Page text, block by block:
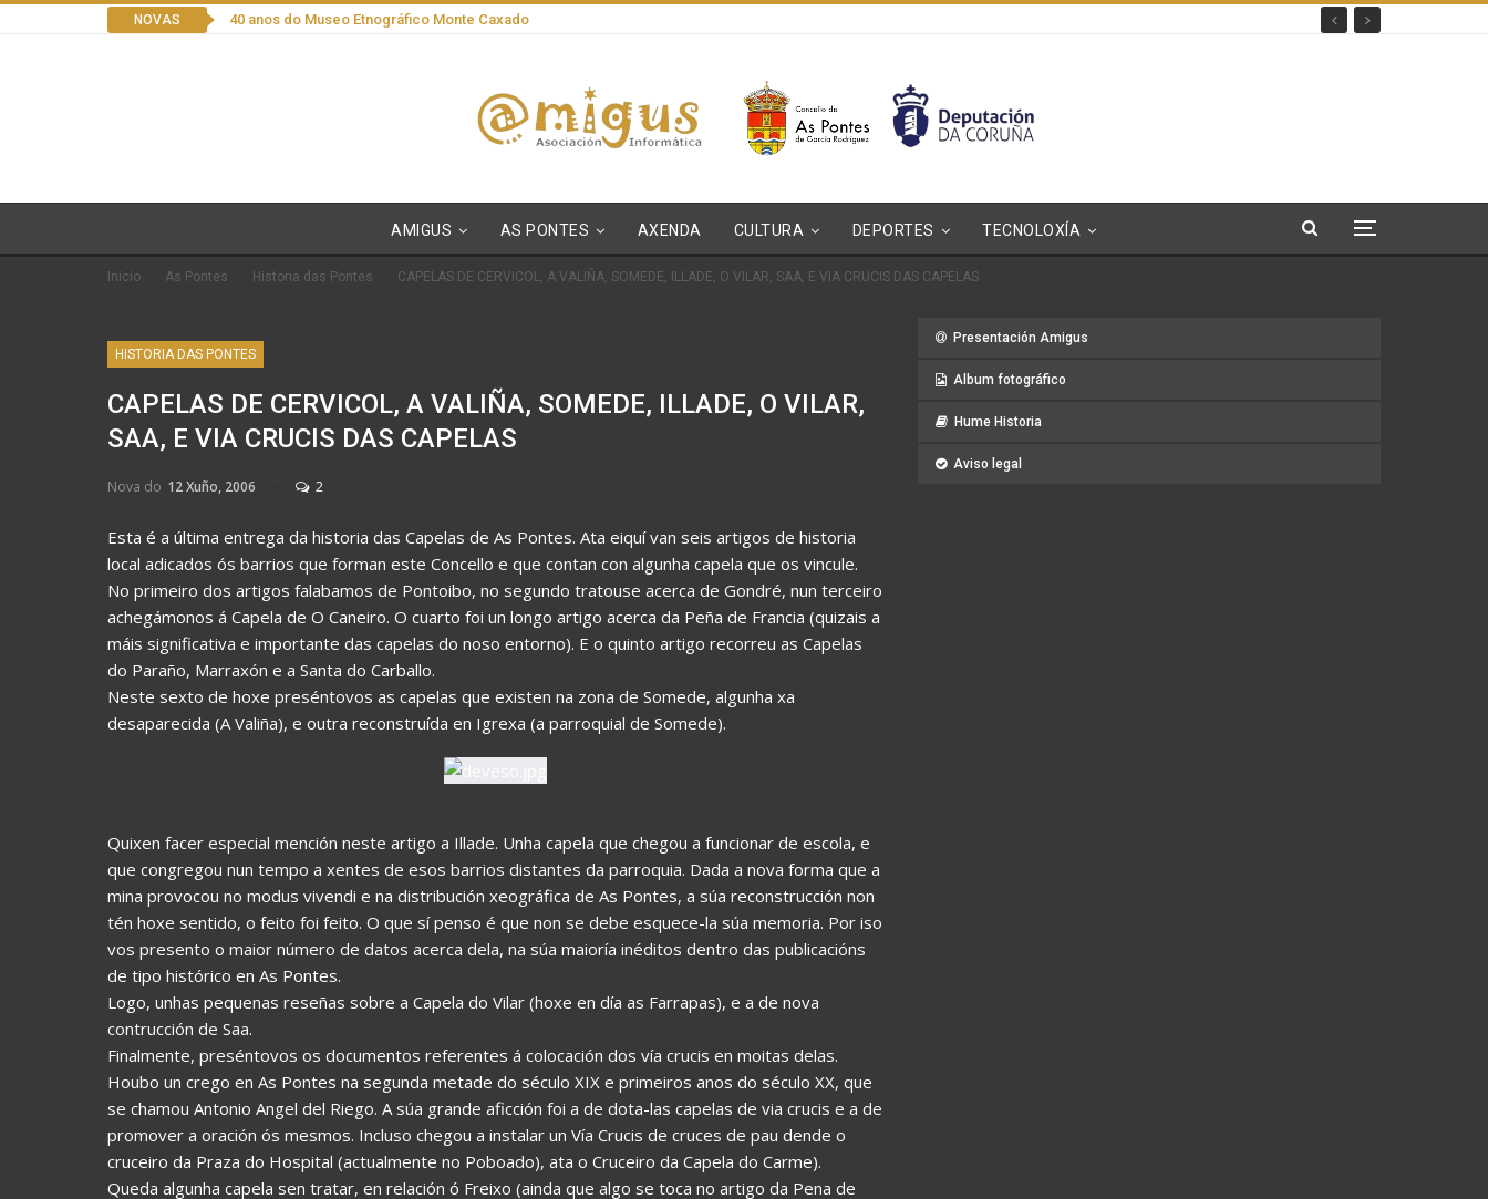
NOVAS 40 anos do Museo Etnográfico Monte Caxado
AMIGUS AS PONTES AXENDA CULTURA DEPORTES TECNOLOXÍA
Inicio As Pontes Historia das Pontes CAPELAS DE CERVICOL, A VALIÑA, SOMEDE, ILLADE, O VILAR, SAA, E VIA CRUCIS DAS CAPELAS
HISTORIA DAS PONTES
CAPELAS DE CERVICOL, A VALIÑA, SOMEDE, ILLADE, O VILAR,
SAA, E VIA CRUCIS DAS CAPELAS
Nova do 12 Xuño, 2006 2
Esta é a última entrega da historia das Capelas de As Pontes. Ata eiquí van seis artigos de historia
local adicados ós barrios que forman este Concello e que contan con algunha capela que os vincule.
No primeiro dos artigos falabamos de Pontoibo, no segundo tratouse acerca de Gondré, nun terceiro
achegámonos á Capela de O Caneiro. O cuarto foi un longo artigo acerca da Peña de Francia (quizais a
máis significativa e importante das capelas do noso entorno). E o quinto artigo recorreu as Capelas
do Paraño, Marraxón e a Santa do Carballo.
Neste sexto de hoxe preséntovos as capelas que existen na zona de Somede, algunha xa
desaparecida (A Valiña), e outra reconstruída en Igrexa (a parroquial de Somede).
Quixen facer especial mención neste artigo a Illade. Unha capela que chegou a funcionar de escola, e
que congregou nun tempo a xentes de esos barrios distantes da parroquia. Dada a nova forma que a
mina provocou no modus vivendi e na distribución xeográfica de As Pontes, a súa reconstrucción non
tén hoxe sentido, o feito foi feito. O que sí penso é que non se debe esquece-la súa memoria. Por iso
vos presento o maior número de datos acerca dela, na súa maioría inéditos dentro das publicacións
de tipo histórico en As Pontes.
Logo, unhas pequenas reseñas sobre a Capela do Vilar (hoxe en día as Farrapas), e a de nova
contrucción de Saa.
Finalmente, preséntovos os documentos referentes á colocación dos vía crucis en moitas delas.
Houbo un crego en As Pontes na segunda metade do século XIX e primeiros anos do século XX, que
se chamou Antonio Angel del Riego. A súa grande aficción foi a de dota-las capelas de via crucis e a de
promover a oración ós mesmos. Incluso chegou a instalar un Vía Crucis de cruces de pau dende o
cruceiro da Praza do Hospital (actualmente no Poboado), ata o Cruceiro da Capela do Carme).
Queda algunha capela sen tratar, en relación ó Freixo (ainda que algo se toca no artigo da Pena de
Presentación Amigus
Album fotográfico
Hume Historia
Aviso legal